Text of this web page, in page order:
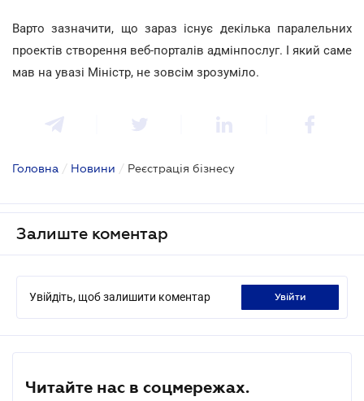
Варто зазначити, що зараз існує декілька паралельних
проектів створення веб-порталів адмінпослуг. І який саме
мав на увазі Міністр, не зовсім зрозуміло.
Головна / Новини / Реєстрація бізнесу
Залиште коментар
Увійдіть, щоб залишити коментар увійти
Читайте нас в соцмережах.